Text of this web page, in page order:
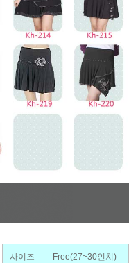
사이즈 Free(27~30인치)